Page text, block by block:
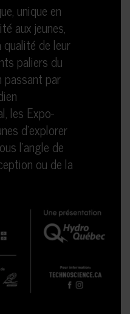
unique en
aux jeunes,
de leur
paliers du
passant par
les Expo-
d’explorer
l’angle de
ou de la